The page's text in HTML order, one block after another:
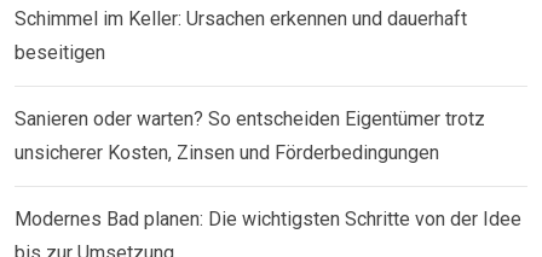
Schimmel im Keller: Ursachen erkennen und dauerhaft
beseitigen
Sanieren oder warten? So entscheiden Eigentümer trotz
unsicherer Kosten, Zinsen und Förderbedingungen
Modernes Bad planen: Die wichtigsten Schritte von der Idee